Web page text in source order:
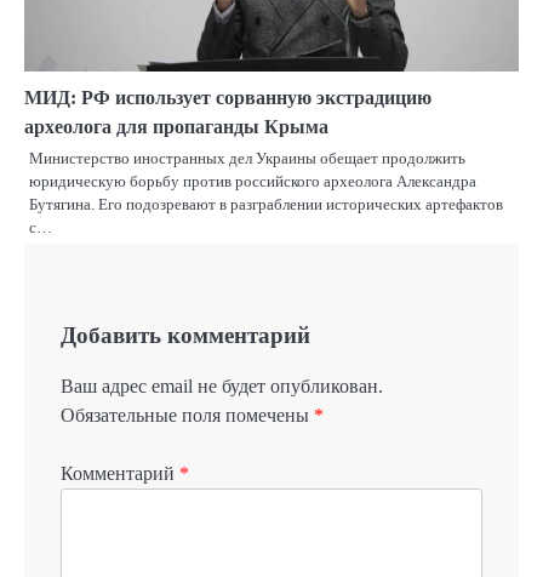
МИД: РФ использует сорванную экстрадицию
археолога для пропаганды Крыма
Министерство иностранных дел Украины обещает продолжить
юридическую борьбу против российского археолога Александра
Бутягина. Его подозревают в разграблении исторических артефактов
с…
Добавить комментарий
Ваш адрес email не будет опубликован.
Обязательные поля помечены *
Комментарий *